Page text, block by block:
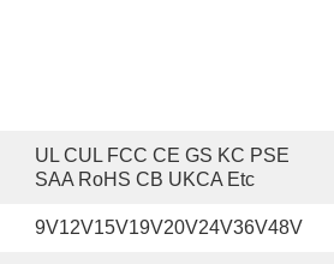
UL CUL FCC CE GS KC PSE
SAA RoHS CB UKCA Etc
9V12V15V19V20V24V36V48V